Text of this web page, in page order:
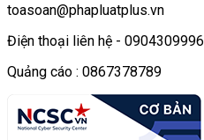
toasoan@phapluatplus.vn
Điện thoại liên hệ - 0904309996
Quảng cáo : 0867378789